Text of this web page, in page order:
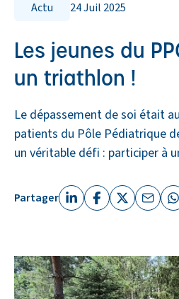
Actu 24 Juil 2025
Les jeunes du
un triathlon !
Le dépassement de soi était
patients du Pôle Pédiatrique
un véritable défi : participer à
Partager Linkedin (nouvelle
FacebookX (Twitter)
Email